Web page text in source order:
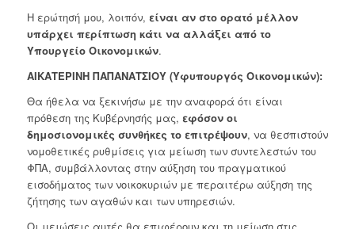
Η ερώτησή μου, λοιπόν, είναι αν στο ορατό μέλλον
υπάρχει περίπτωση κάτι να αλλάξει από το
Υπουργείο Οικονομικών.
ΑΙΚΑΤΕΡΙΝΗ ΠΑΠΑΝΑΤΣΙΟΥ (Υφυπουργός Οικονομικών):
Θα ήθελα να ξεκινήσω με την αναφορά ότι είναι
πρόθεση της Κυβέρνησής μας, εφόσον οι
δημοσιονομικές συνθήκες το επιτρέψουν, να θεσπιστούν
νομοθετικές ρυθμίσεις για μείωση των συντελεστών του
ΦΠΑ, συμβάλλοντας στην αύξηση του πραγματικού
εισοδήματος των νοικοκυριών με περαιτέρω αύξηση της
ζήτησης των αγαθών και των υπηρεσιών.